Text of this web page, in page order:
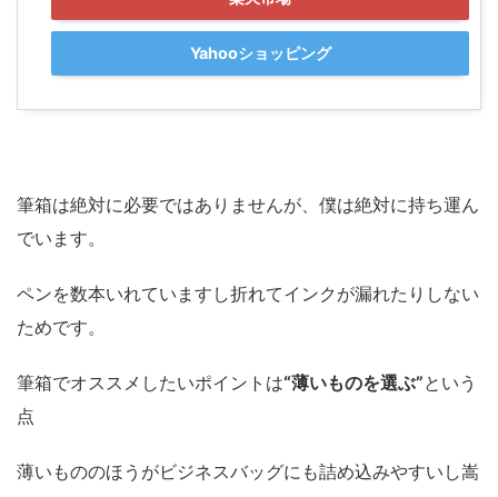
Yahooショッピング
筆箱は絶対に必要ではありませんが、僕は絶対に持ち運ん
でいます。
ペンを数本いれていますし折れてインクが漏れたりしない
ためです。
筆箱でオススメしたいポイントは“薄いものを選ぶ”という
点
薄いもののほうがビジネスバッグにも詰め込みやすいし嵩